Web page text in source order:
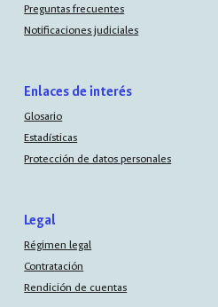
Preguntas frecuentes
Notificaciones judiciales
Enlaces de interés
Glosario
Estadísticas
Protección de datos personales
Legal
Régimen legal
Contratación
Rendición de cuentas